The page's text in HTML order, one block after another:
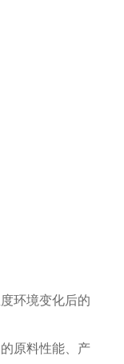
环境变化后的
原料性能、产